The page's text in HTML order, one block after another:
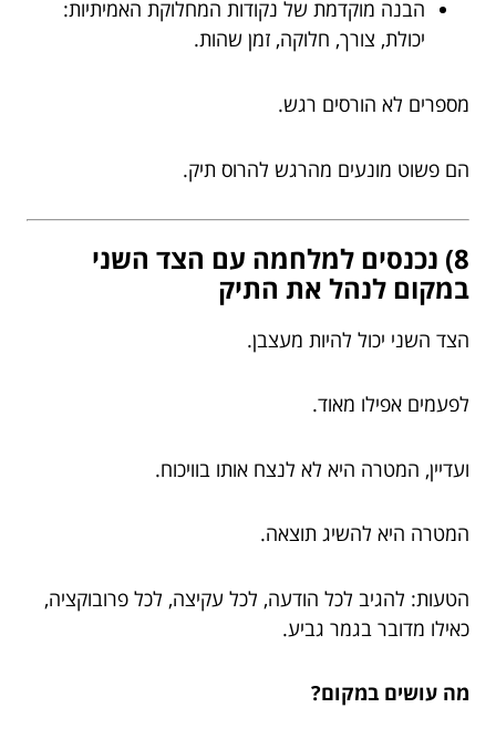
הבנה מוקדמת של נקודות המחלוקת האמיתיות:
יכולת, צורך, חלוקה, זמן שהות.
מספרים לא הורסים רגש.
הם פשוט מונעים מהרגש להרוס תיק.
8) נכנסים למלחמה עם הצד השני
במקום לנהל את התיק
הצד השני יכול להיות מעצבן.
לפעמים אפילו מאוד.
ועדיין, המטרה היא לא לנצח אותו בוויכוח.
המטרה היא להשיג תוצאה.
הטעות: להגיב לכל הודעה, לכל עקיצה, לכל פרובוקציה,
כאילו מדובר בגמר גביע.
מה עושים במקום?